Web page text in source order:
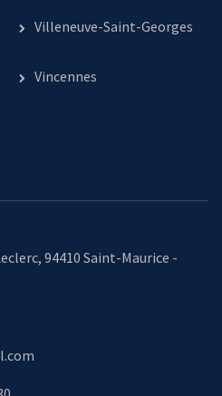
Villeneuve-Saint-Georges
Vincennes
94410 Saint-Maurice -